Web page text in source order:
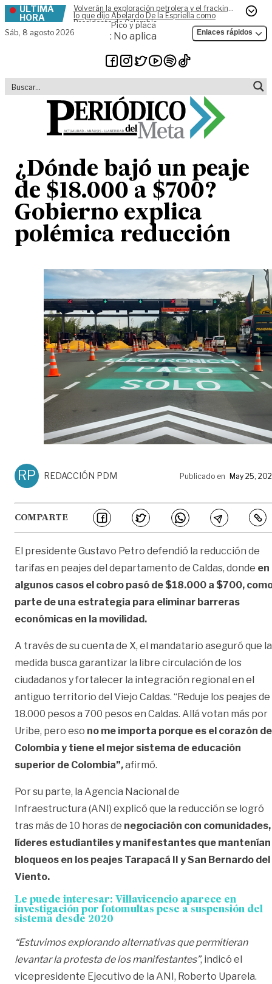
Skip to content
ÚLTIMA
HORA
Volverán la exploración petrolera y el fracking,
lo que dijo Abelardo De la Espriella como
Presidente de Colombia
Sáb, 8 agosto 2026
Pico y placa
: No aplica Enlaces rápidos
¿Dónde bajó un peaje
de $18.000 a $700?
Gobierno explica
polémica reducción
RP REDACCIÓN PDM Publicado en May 25,
COMPARTE
El presidente Gustavo Petro defendió la reducción de
tarifas en peajes del departamento de Caldas, donde en
algunos casos el cobro pasó de $18.000 a $700,
parte de una estrategia para eliminar barreras
económicas en la movilidad.
A través de su cuenta de X, el mandatario aseguró que la
medida busca garantizar la libre circulación de los
ciudadanos y fortalecer la integración regional en el
antiguo territorio del Viejo Caldas. “Reduje los peajes de
18.000 pesos a 700 pesos en Caldas. Allá votan más por
Uribe, pero eso no me importa porque es el corazón de
Colombia y tiene el mejor sistema de educación
superior de Colombia”,afirmó.
Por su parte, la Agencia Nacional de
Infraestructura (ANI) explicó que la reducción se logró
tras más de 10 horas de negociación con comunidades,
líderes estudiantiles y manifestantes que mantenían
bloqueos en los peajes Tarapacá II y San Bernardo del
Viento.
Le puede interesar: Villavicencio aparece en
investigación por fotomultas pese a suspensión del
sistema desde 2020
“Estuvimos explorando alternativas que permitieran
levantar la protesta de los manifestantes”, indicó el
vicepresidente Ejecutivo de la ANI, Roberto Uparela.